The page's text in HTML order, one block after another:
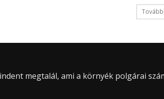
megtalál, ami a környék polgárai